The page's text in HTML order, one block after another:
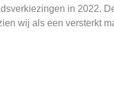
in 2022.
wij als een versterkt